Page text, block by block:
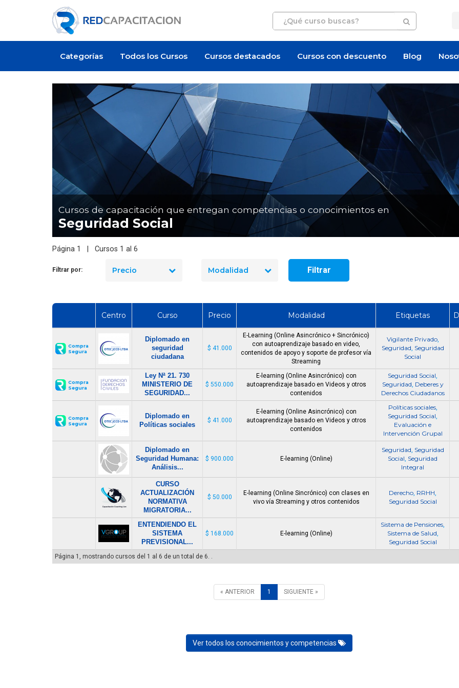
Categorías Todos los Cursos Cursos destacados Cursos con descuento Blog
Cursos de capacitación que entregan competencias o conocimientos en
Seguridad Social
Página 1 | Cursos 1 al 6
Filtrar por: Precio Modalidad Filtrar
Centro Curso Precio Modalidad Etiquetas
Compra
Segura
Diplomado en
seguridad
ciudadana
$ 41.000
E-Learning (Online Asincrónico + Sincrónico)
con autoaprendizaje basado en video,
contenidos de apoyo y soporte de profesor vía
Streaming
Vigilante Privado,
Seguridad, Seguridad
Social
Compra
Segura
Ley Nª 21. 730
MINISTERIO DE
SEGURIDAD...
$ 550.000
E-learning (Online Asincrónico) con
autoaprendizaje basado en Videos y otros
contenidos
Seguridad Social,
Seguridad, Deberes y
Derechos Ciudadanos
Compra
Segura
Diplomado en
Políticas sociales
$ 41.000
E-learning (Online Asincrónico) con
autoaprendizaje basado en Videos y otros
contenidos
Políticas sociales,
Seguridad Social,
Evaluación e
Intervención Grupal
Diplomado en
Seguridad Humana:
Análisis...
$ 900.000 E-learning (Online)
Seguridad, Seguridad
Social, Seguridad
Integral
CURSO
ACTUALIZACIÓN
NORMATIVA
MIGRATORIA...
$ 50.000
E-learning (Online Sincrónico) con clases en
vivo vía Streaming y otros contenidos
Derecho, RRHH,
Seguridad Social
ENTENDIENDO EL
SISTEMA
PREVISIONAL...
$ 168.000 E-learning (Online)
Sistema de Pensiones,
Sistema de Salud,
Seguridad Social
Página 1, mostrando cursos del 1 al 6 de un total de 6. .
« ANTERIOR 1 SIGUIENTE »
Ver todos los conocimientos y competencias
¿Cuánto dura un curso de uso
y manejo de extintores en
Ofertas laborales: Generalista
RRHH, Office Manager, Líder
Oferta de empleo